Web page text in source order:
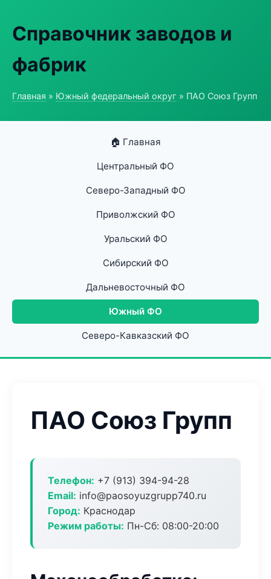
Справочник заводов и
фабрик
Главная » Южный федеральный округ » ПАО Союз Групп
🏠 Главная
Центральный ФО
Северо-Западный ФО
Приволжский ФО
Уральский ФО
Сибирский ФО
Дальневосточный ФО
Южный ФО
Северо-Кавказский ФО
ПАО Союз Групп
Телефон: +7 (913) 394-94-28
Email: info@paosoyuzgrupp740.ru
Город: Краснодар
Режим работы: Пн-Сб: 08:00-20:00